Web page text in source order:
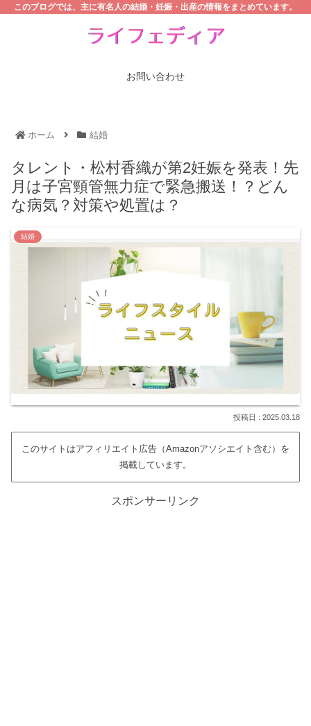
このブログでは、主に有名人の結婚・妊娠・出産の情報をまとめています。
お問い合わせ
ホーム 結婚
タレント・松村香織が第2妊娠を発表！先
月は子宮頸管無力症で緊急搬送！？どん
な病気？対策や処置は？
結婚
2025.03.18
このサイトはアフィリエイト広告（Amazonアソシエイト含む）を
掲載しています。
スポンサーリンク